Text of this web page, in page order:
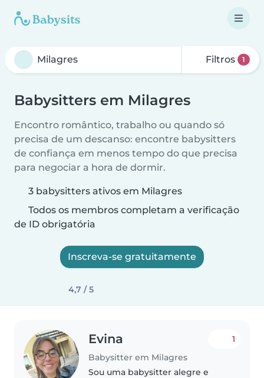
Filtros 1
Babysitters em Milagres
Encontro romântico, trabalho ou quando só
precisa de um descanso: encontre babysitters
de confiança em menos tempo do que precisa
para negociar a hora de dormir.
3 babysitters ativos em Milagres
Todos os membros completam a verificação
de ID obrigatória
Inscreva-se gratuitamente
4,7 / 5
Evina
Babysitter em Milagres
1
Sou uma babysitter alegre e